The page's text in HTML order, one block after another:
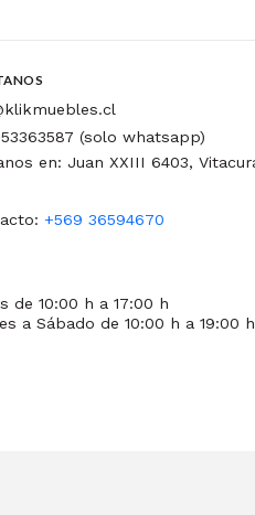
(solo whatsapp)
en: Juan XXIII 6403,
+569 36594670
de 10:00 h a 17:00 h
a Sábado de 10:00 h a 19:00 h